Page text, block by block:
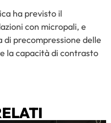
ha previsto il
con micropali, e
di precompressione delle
la capacità di contrasto